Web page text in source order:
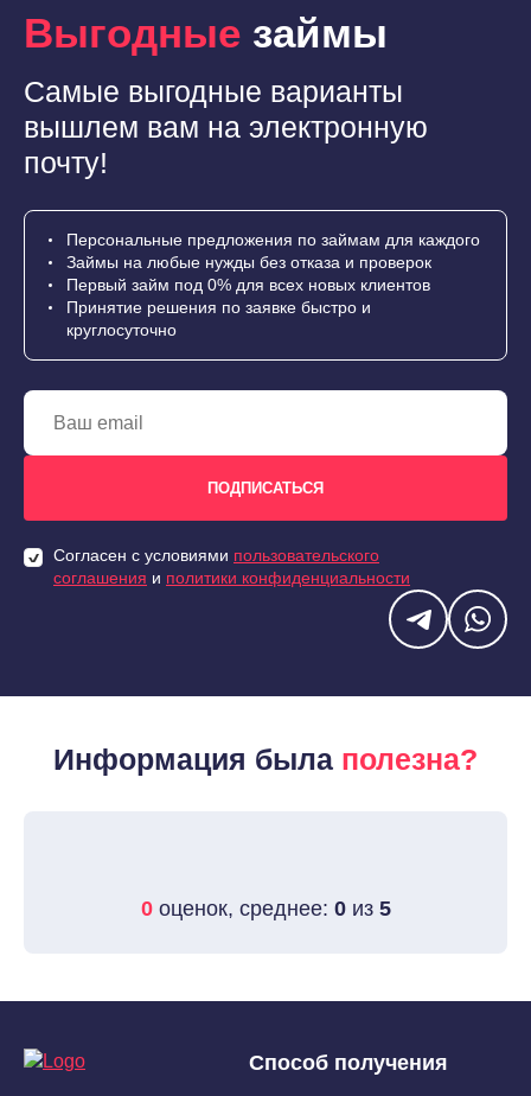
Выгодные займы
Самые выгодные варианты
вышлем вам на электронную
почту!
Персональные предложения по займам для каждого
Займы на любые нужды без отказа и проверок
Первый займ под 0% для всех новых клиентов
Принятие решения по заявке быстро и
круглосуточно
Согласен с условиями пользовательского
соглашения и политики конфиденциальности
Информация была полезна?
0оценок, среднее: 0из 5
Способ получения